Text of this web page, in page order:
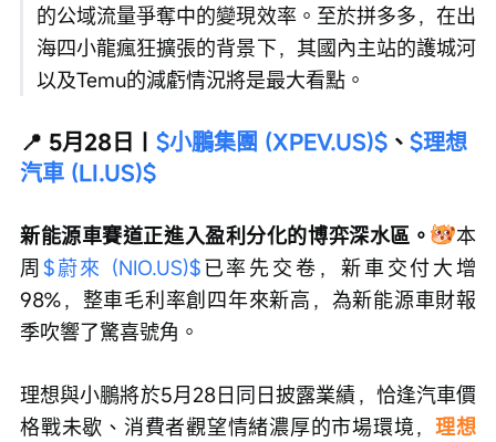
的公域流量爭奪中的變現效率。至於拼多多，在出
海四小龍瘋狂擴張的背景下，其國內主站的護城河
以及Temu的減虧情況將是最大看點。
📍 5月28日｜ $小鵬集團 (XPEV.US)$ 、 $理想
汽車 (LI.US)$
新能源車賽道正進入盈利分化的博弈深水區。
本
周$蔚來 (NIO.US)$已率先交卷，新車交付大增
98%，整車毛利率創四年來新高，為新能源車財報
季吹響了驚喜號角。
理想與小鵬將於5月28日同日披露業績，恰逢汽車價
格戰未歇、消費者觀望情緒濃厚的市場環境，理想